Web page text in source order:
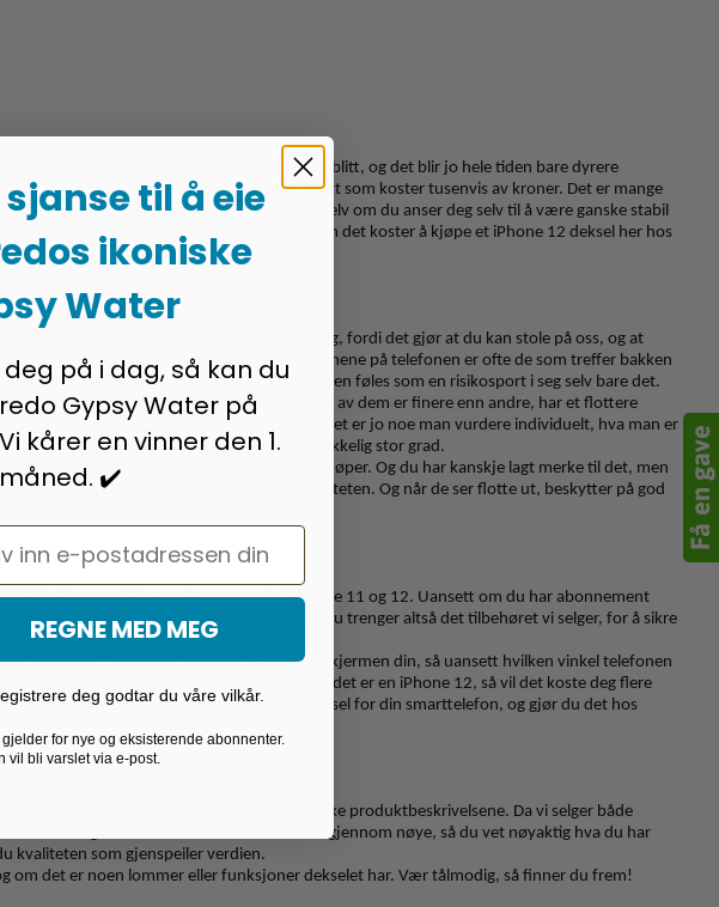
vi også hvor dyre de er. Det er sånn det har blitt, og det blir jo hele tiden bare dyrere
11 deksel, og at du vil passe på et produkt som koster tusenvis av kroner. Det er mange
som kan være veldig viktig. Fordi selv om du anser deg selv til å være ganske stabil
deg at det koster deg mer å reparere enn det koster å kjøpe et iPhone 12 deksel her hos
Det er noe vi tar stolthet i å bidra til deg, fordi det gjør at du kan stole på oss, og at
deksel som også dekker hjørnene, fordi hjørnene på telefonen er ofte de som treffer bakken
ikke dekker hjørnene, og det kan jo nesten føles som en risikosport i seg selv bare det.
behøver, også for å passe på din iPad. Noen av dem er finere enn andre, har et flottere
praktiske, og at de gir like god beskyttelse. Det er jo noe man vurdere individuelt, hva man er
for å faktisk passe på telefonen i tilstrekkelig stor grad.
som du behøver, som du gjerne kjøper. Og du har kanskje lagt merke til det, men
fall når det gjelder å få den samme kvaliteten. Og når de ser flotte ut, beskytter på god
litt eldre modeller også, men spesielt iPhone 11 og 12. Uansett om du har abonnement
en hardere støyt, men sånn er det. Så du trenger altså det tilbehøret vi selger, for å sikre
Det passer på selve fronten av skjermen din, så uansett hvilken vinkel telefonen
beskyttet. For om skjermen din knuser, og det er en iPhone 12, så vil det koste deg flere
svelge stoltheten og egoet, og kjøpe et deksel for din smarttelefon, og gjør du det hos
nøye gjennom informasjonen for de ulike produktbeskrivelsene. Da vi selger både
å unngå feil så er det lettest bare å lese gjennom nøye, så du vet nøyaktig hva du har
kvaliteten som gjenspeiler verdien.
om det er noen lommer eller funksjoner dekselet har. Vær tålmodig, så finner du frem!
sjanse til å eie
ikoniske
Water
deg på i dag, så kan du
Gypsy Water på
kårer en vinner den 1.
✔️
REGNE MED MEG
deg godtar du våre vilkår.
for nye og eksisterende abonnenter.
vil bli varslet via e-post.